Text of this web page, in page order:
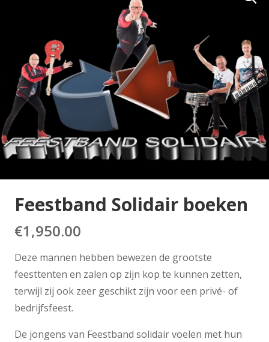
Feestband Solidair boeken
€1,950.00
Deze mannen hebben bewezen de grootste
feesttenten en zalen op zijn kop te kunnen zetten,
terwijl zij ook zeer geschikt zijn voor een privé- of
bedrijfsfeest.
De jongens van Feestband solidair voelen met hun